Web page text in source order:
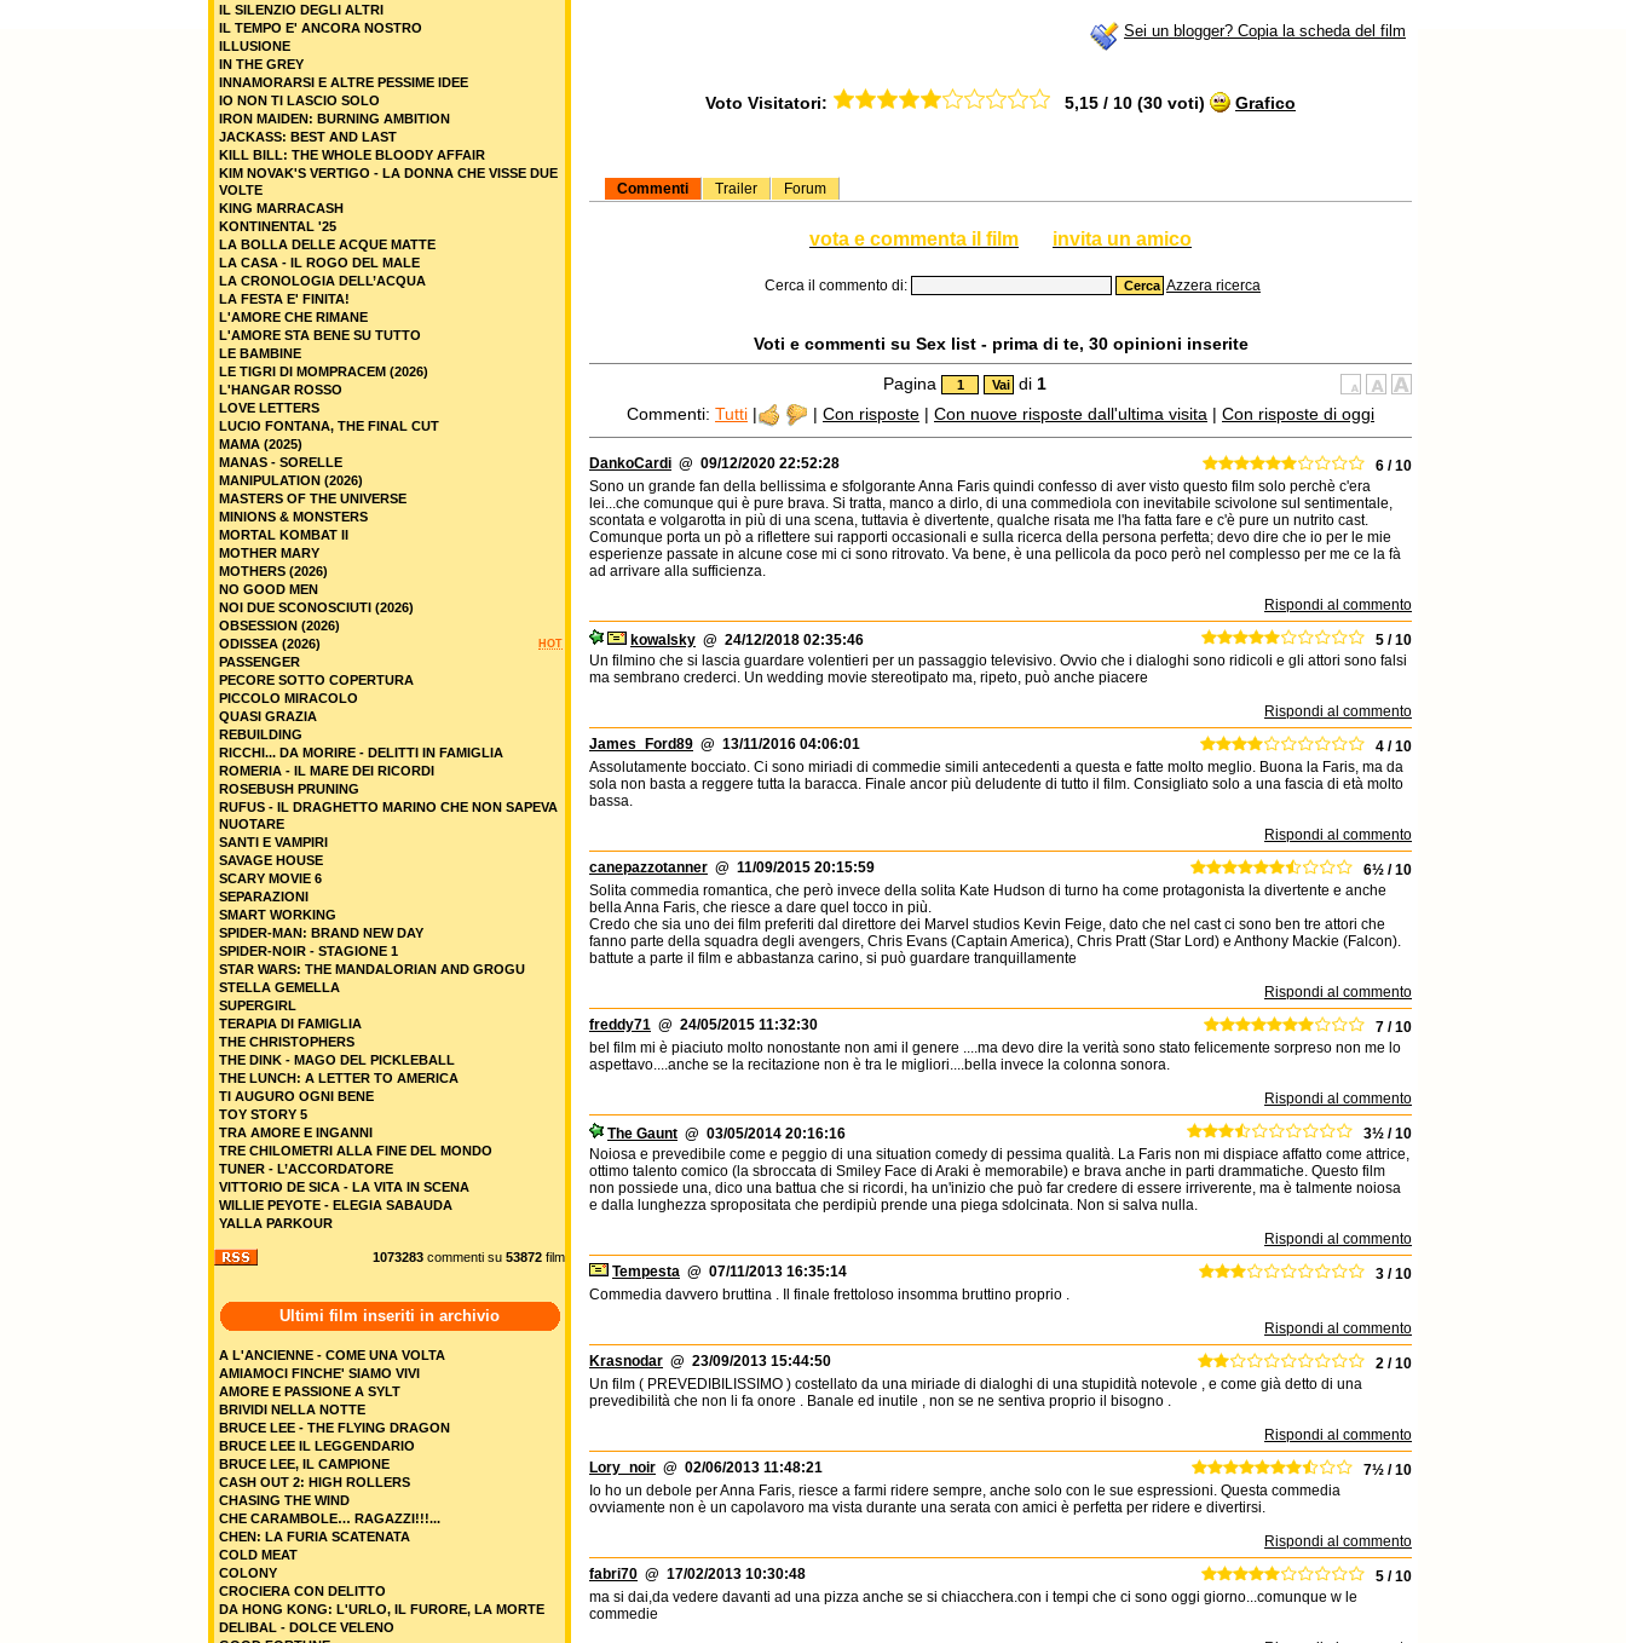
Sei un blogger? Copia la scheda del film
Voto Visitatori: 5,15 / 10 (30 voti) Grafico
Commenti Trailer Forum
vota e commenta il film invita un amico
Cerca il commento di: Azzera ricerca
Voti e commenti su Sex list - prima di te, 30 opinioni inserite
Pagina di 1
Commenti: Tutti | | Con risposte | Con nuove risposte dall'ultima visita | Con risposte di oggi
DankoCardi @ 09/12/2020 22:52:28
6 / 10
Sono un grande fan della bellissima e sfolgorante Anna Faris quindi confesso di aver visto questo film solo perchè c'era
lei...che comunque qui è pure brava. Si tratta, manco a dirlo, di una commediola con inevitabile scivolone sul sentimentale,
scontata e volgarotta in più di una scena, tuttavia è divertente, qualche risata me l'ha fatta fare e c'è pure un nutrito cast.
Comunque porta un pò a riflettere sui rapporti occasionali e sulla ricerca della persona perfetta; devo dire che io per le mie
esperienze passate in alcune cose mi ci sono ritrovato. Va bene, è una pellicola da poco però nel complesso per me ce la fà
ad arrivare alla sufficienza.
Rispondi al commento
kowalsky @ 24/12/2018 02:35:46
5 / 10
Un filmino che si lascia guardare volentieri per un passaggio televisivo. Ovvio che i dialoghi sono ridicoli e gli attori sono falsi
ma sembrano crederci. Un wedding movie stereotipato ma, ripeto, può anche piacere
Rispondi al commento
James_Ford89 @ 13/11/2016 04:06:01
4 / 10
Assolutamente bocciato. Ci sono miriadi di commedie simili antecedenti a questa e fatte molto meglio. Buona la Faris, ma da
sola non basta a reggere tutta la baracca. Finale ancor più deludente di tutto il film. Consigliato solo a una fascia di età molto
bassa.
Rispondi al commento
canepazzotanner @ 11/09/2015 20:15:59
6½ / 10
Solita commedia romantica, che però invece della solita Kate Hudson di turno ha come protagonista la divertente e anche
bella Anna Faris, che riesce a dare quel tocco in più.
Credo che sia uno dei film preferiti dal direttore dei Marvel studios Kevin Feige, dato che nel cast ci sono ben tre attori che
fanno parte della squadra degli avengers, Chris Evans (Captain America), Chris Pratt (Star Lord) e Anthony Mackie (Falcon).
battute a parte il film e abbastanza carino, si può guardare tranquillamente
Rispondi al commento
freddy71 @ 24/05/2015 11:32:30
7 / 10
bel film mi è piaciuto molto nonostante non ami il genere ....ma devo dire la verità sono stato felicemente sorpreso non me lo
aspettavo....anche se la recitazione non è tra le migliori....bella invece la colonna sonora.
Rispondi al commento
The Gaunt @ 03/05/2014 20:16:16
3½ / 10
Noiosa e prevedibile come e peggio di una situation comedy di pessima qualità. La Faris non mi dispiace affatto come attrice,
ottimo talento comico (la sbroccata di Smiley Face di Araki è memorabile) e brava anche in parti drammatiche. Questo film
non possiede una, dico una battua che si ricordi, ha un'inizio che può far credere di essere irriverente, ma è talmente noiosa
e dalla lunghezza spropositata che perdipiù prende una piega sdolcinata. Non si salva nulla.
Rispondi al commento
Tempesta @ 07/11/2013 16:35:14
3 / 10
Commedia davvero bruttina . Il finale frettoloso insomma bruttino proprio .
Rispondi al commento
Krasnodar @ 23/09/2013 15:44:50
2 / 10
Un film ( PREVEDIBILISSIMO ) costellato da una miriade di dialoghi di una stupidità notevole , e come già detto di una
prevedibilità che non li fa onore . Banale ed inutile , non se ne sentiva proprio il bisogno .
Rispondi al commento
Lory_noir @ 02/06/2013 11:48:21
7½ / 10
Io ho un debole per Anna Faris, riesce a farmi ridere sempre, anche solo con le sue espressioni. Questa commedia
ovviamente non è un capolavoro ma vista durante una serata con amici è perfetta per ridere e divertirsi.
Rispondi al commento
fabri70 @ 17/02/2013 10:30:48
5 / 10
ma si dai,da vedere davanti ad una pizza anche se si chiacchera.con i tempi che ci sono oggi giorno...comunque w le
commedie
IL SILENZIO DEGLI ALTRI
IL TEMPO E' ANCORA NOSTRO
ILLUSIONE
IN THE GREY
INNAMORARSI E ALTRE PESSIME IDEE
IO NON TI LASCIO SOLO
IRON MAIDEN: BURNING AMBITION
JACKASS: BEST AND LAST
KILL BILL: THE WHOLE BLOODY AFFAIR
KIM NOVAK'S VERTIGO - LA DONNA CHE VISSE DUE
VOLTE
KING MARRACASH
KONTINENTAL '25
LA BOLLA DELLE ACQUE MATTE
LA CASA - IL ROGO DEL MALE
LA CRONOLOGIA DELL’ACQUA
LA FESTA E' FINITA!
L'AMORE CHE RIMANE
L'AMORE STA BENE SU TUTTO
LE BAMBINE
LE TIGRI DI MOMPRACEM (2026)
L'HANGAR ROSSO
LOVE LETTERS
LUCIO FONTANA, THE FINAL CUT
MAMA (2025)
MANAS - SORELLE
MANIPULATION (2026)
MASTERS OF THE UNIVERSE
MINIONS & MONSTERS
MORTAL KOMBAT II
MOTHER MARY
MOTHERS (2026)
NO GOOD MEN
NOI DUE SCONOSCIUTI (2026)
OBSESSION (2026)
HOT
ODISSEA (2026)
PASSENGER
PECORE SOTTO COPERTURA
PICCOLO MIRACOLO
QUASI GRAZIA
REBUILDING
RICCHI... DA MORIRE - DELITTI IN FAMIGLIA
ROMERIA - IL MARE DEI RICORDI
ROSEBUSH PRUNING
RUFUS - IL DRAGHETTO MARINO CHE NON SAPEVA
NUOTARE
SANTI E VAMPIRI
SAVAGE HOUSE
SCARY MOVIE 6
SEPARAZIONI
SMART WORKING
SPIDER-MAN: BRAND NEW DAY
SPIDER-NOIR - STAGIONE 1
STAR WARS: THE MANDALORIAN AND GROGU
STELLA GEMELLA
SUPERGIRL
TERAPIA DI FAMIGLIA
THE CHRISTOPHERS
THE DINK - MAGO DEL PICKLEBALL
THE LUNCH: A LETTER TO AMERICA
TI AUGURO OGNI BENE
TOY STORY 5
TRA AMORE E INGANNI
TRE CHILOMETRI ALLA FINE DEL MONDO
TUNER - L’ACCORDATORE
VITTORIO DE SICA - LA VITA IN SCENA
WILLIE PEYOTE - ELEGIA SABAUDA
YALLA PARKOUR
1073283 commenti su 53872 film
Ultimi film inseriti in archivio
A L'ANCIENNE - COME UNA VOLTA
AMIAMOCI FINCHE' SIAMO VIVI
AMORE E PASSIONE A SYLT
BRIVIDI NELLA NOTTE
BRUCE LEE - THE FLYING DRAGON
BRUCE LEE IL LEGGENDARIO
BRUCE LEE, IL CAMPIONE
CASH OUT 2: HIGH ROLLERS
CHASING THE WIND
CHE CARAMBOLE… RAGAZZI!!!...
CHEN: LA FURIA SCATENATA
COLD MEAT
COLONY
CROCIERA CON DELITTO
DA HONG KONG: L'URLO, IL FURORE, LA MORTE
DELIBAL - DOLCE VELENO